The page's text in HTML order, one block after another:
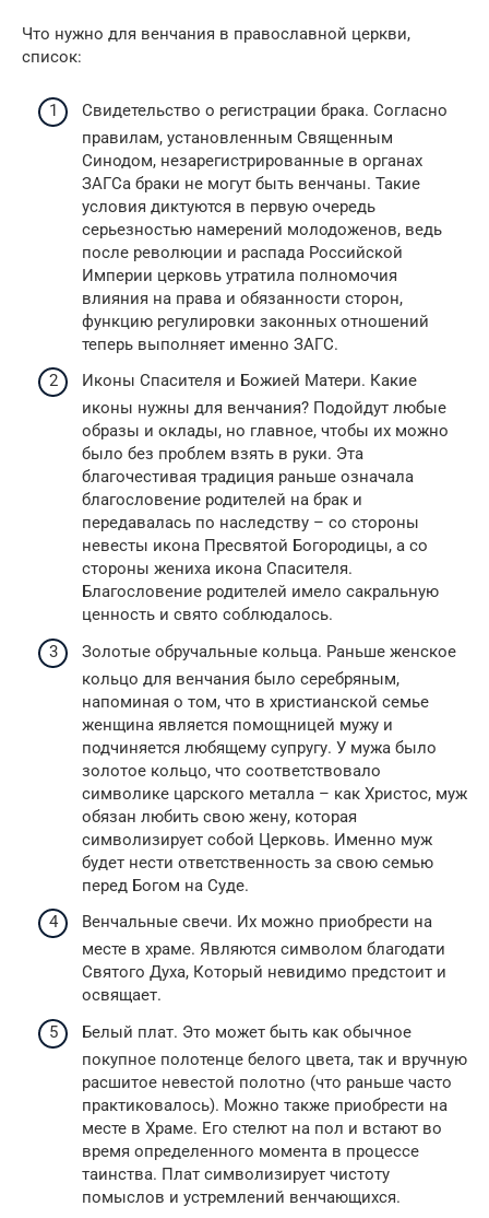
Что нужно для венчания в православной церкви,
список:
Свидетельство о регистрации брака. Согласно
правилам, установленным Священным
Синодом, незарегистрированные в органах
ЗАГСа браки не могут быть венчаны. Такие
условия диктуются в первую очередь
серьезностью намерений молодоженов, ведь
после революции и распада Российской
Империи церковь утратила полномочия
влияния на права и обязанности сторон,
функцию регулировки законных отношений
теперь выполняет именно ЗАГС.
Иконы Спасителя и Божией Матери. Какие
иконы нужны для венчания? Подойдут любые
образы и оклады, но главное, чтобы их можно
было без проблем взять в руки. Эта
благочестивая традиция раньше означала
благословение родителей на брак и
передавалась по наследству – со стороны
невесты икона Пресвятой Богородицы, а со
стороны жениха икона Спасителя.
Благословение родителей имело сакральную
ценность и свято соблюдалось.
Золотые обручальные кольца. Раньше женское
кольцо для венчания было серебряным,
напоминая о том, что в христианской семье
женщина является помощницей мужу и
подчиняется любящему супругу. У мужа было
золотое кольцо, что соответствовало
символике царского металла – как Христос, муж
обязан любить свою жену, которая
символизирует собой Церковь. Именно муж
будет нести ответственность за свою семью
перед Богом на Суде.
Венчальные свечи. Их можно приобрести на
месте в храме. Являются символом благодати
Святого Духа, Который невидимо предстоит и
освящает.
Белый плат. Это может быть как обычное
покупное полотенце белого цвета, так и вручную
расшитое невестой полотно (что раньше часто
практиковалось). Можно также приобрести на
месте в Храме. Его стелют на пол и встают во
время определенного момента в процессе
таинства. Плат символизирует чистоту
помыслов и устремлений венчающихся.